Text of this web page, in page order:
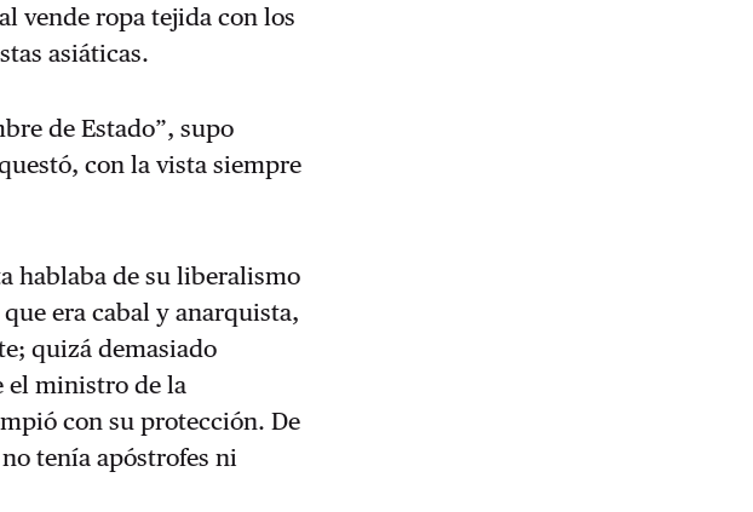
vende ropa tejida con los
asiáticas.
de Estado”, supo
con la vista siempre
hablaba de su liberalismo
era cabal y anarquista,
quizá demasiado
el ministro de la
con su protección. De
tenía apóstrofes ni